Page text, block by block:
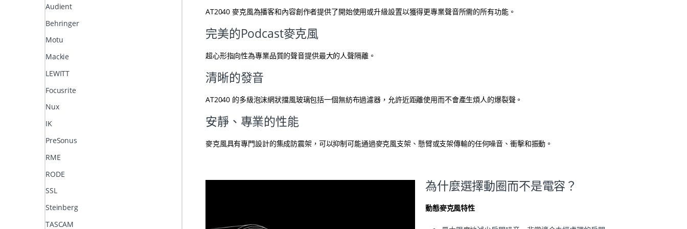
AT2040 麥克風為播客和內容創作者提供了開始使用或升級設置以獲得更專業聲音所需的所有功能。
完美的Podcast麥克風
超心形指向性為專業品質的聲音提供最大的人聲隔離。
清晰的發音
AT2040 的多級泡沫網狀擋風玻璃包括一個無紡布過濾器，允許近距離使用而不會產生煩人的爆裂聲。
安靜、專業的性能
麥克風具有專門設計的集成防震架，可以抑制可能通過麥克風支架、懸臂或支架傳輸的任何噪音、衝擊和振動。
為什麼選擇動圈而不是電容？
動態麥克風特性
Audient
Behringer
Motu
Mackie
LEWITT
Focusrite
Nux
IK
PreSonus
RME
RODE
SSL
Steinberg
TASCAM